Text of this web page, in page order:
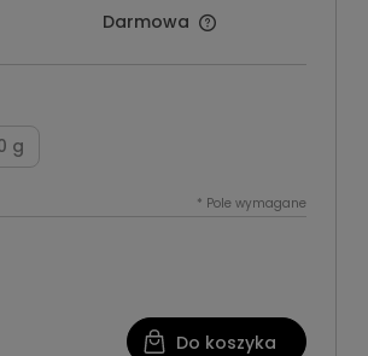
Darmowa
g
* Pole wymagane
Do koszyka